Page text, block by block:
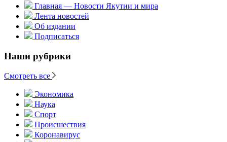
Главная — Новости Якутии и мира
Лента новостей
Об издании
Подписаться
Наши рубрики
Смотреть все
Экономика
Наука
Спорт
Происшествия
Коронавирус